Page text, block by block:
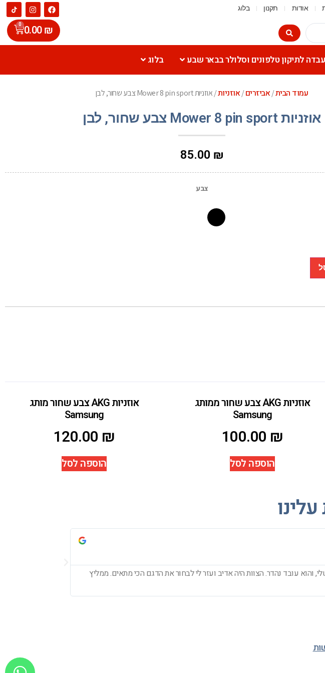
אודות תקנון בלוג
0.00₪
0
לתיקון טלפונים וסלולר בבאר שבע בלוג
עמוד הבית/אביזרים/אוזניות/ אוזניות Mower 8 pin sport צבע שחור, לבן
אוזניות Mower 8 pin sport צבע שחור, לבן
85.00 ₪
צבע
אוזניות AKG צבע שחור ממותג
Samsung
100.00 ₪
הוספה לסל
אוזניות AKG צבע שחור מותג
Samsung
120.00 ₪
הוספה לסל
עובד נהדר. הצוות היה אדיב ועזר לי לבחור את הדגם הכי מתאים. ממליץ